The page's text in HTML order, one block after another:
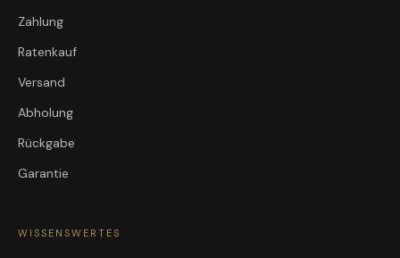
Zahlung
Ratenkauf
Versand
Abholung
Rückgabe
Garantie
WISSENSWERTES